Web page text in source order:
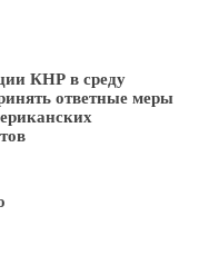
КНР в среду
ответные меры